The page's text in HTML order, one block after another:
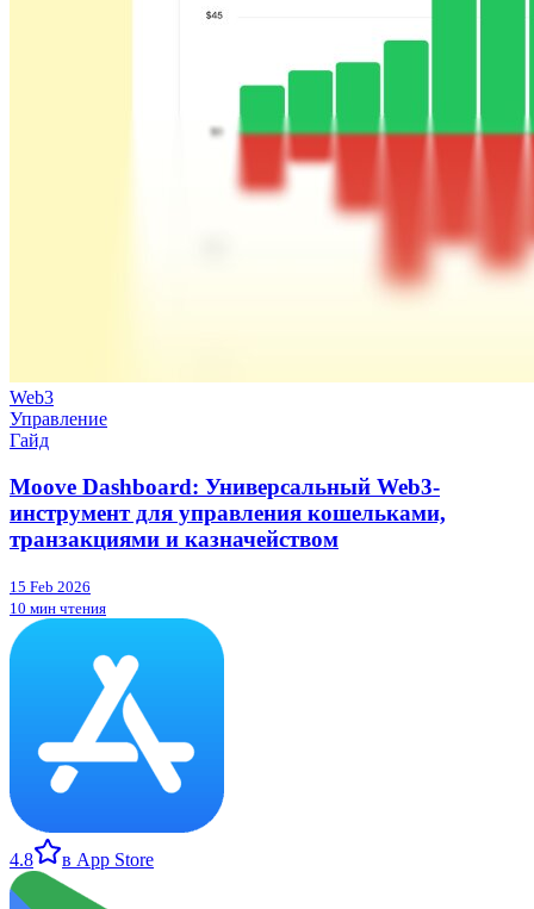
Web3
Управление
Гайд
Moove Dashboard: Универсальный Web3-
инструмент для управления кошельками,
транзакциями и казначейством
15 Feb 2026
10 мин чтения
4.8 в App Store